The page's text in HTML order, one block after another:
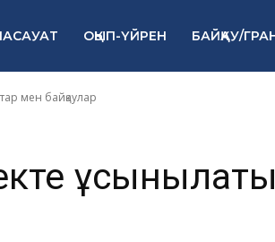
ОҚЫП-ҮЙРЕН БАЙҚАУ/
мен байқаулар